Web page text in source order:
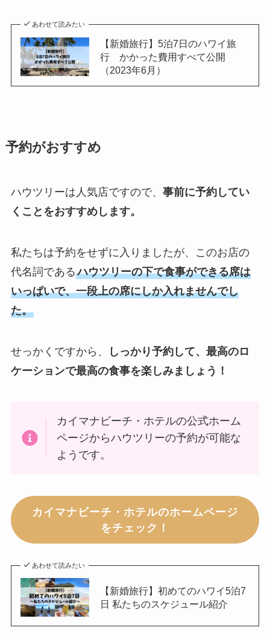
あわせて読みたい
【新婚旅行】5泊7日のハワイ旅
行 かかった費用すべて公開
（2023年6月）
予約がおすすめ
ハウツリーは人気店ですので、 事前に予約してい
くことをおすすめします。
私たちは予約をせずに入りましたが、このお店の
代名詞であるハウツリーの下で食事ができる席は
いっぱいで、一段上の席にしか入れませんでし
た。
せっかくですから、
しっかり予約して、最高のロ
ケーションで最高の食事を楽しみましょう！
カイマナビーチ・ホテルの公式ホーム
ページからハウツリーの予約が可能な
ようです。
カイマナビーチ・ホテルのホームページ
をチェック！
あわせて読みたい
【新婚旅行】初めてのハワイ5泊7
日 私たちのスケジュール紹介